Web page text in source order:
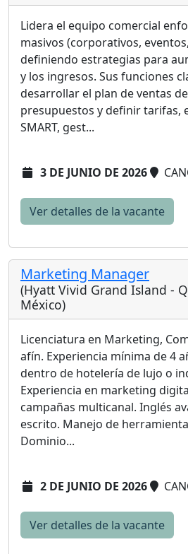
Lidera el equipo comercial
masivos (corporativos,
definiendo estrategias para
y los ingresos. Sus funciones
desarrollar el plan de ventas
presupuestos y definir tarifas,
SMART, gest...
3 DE JUNIO DE 2026
Ver detalles de la vacante
Marketing Manager
(Hyatt Vivid Grand Island -
México)
Licenciatura en Marketing,
afín. Experiencia mínima de 4
dentro de hotelería de lujo o
Experiencia en marketing
campañas multicanal. Inglés
escrito. Manejo de
Dominio...
2 DE JUNIO DE 2026
Ver detalles de la vacante